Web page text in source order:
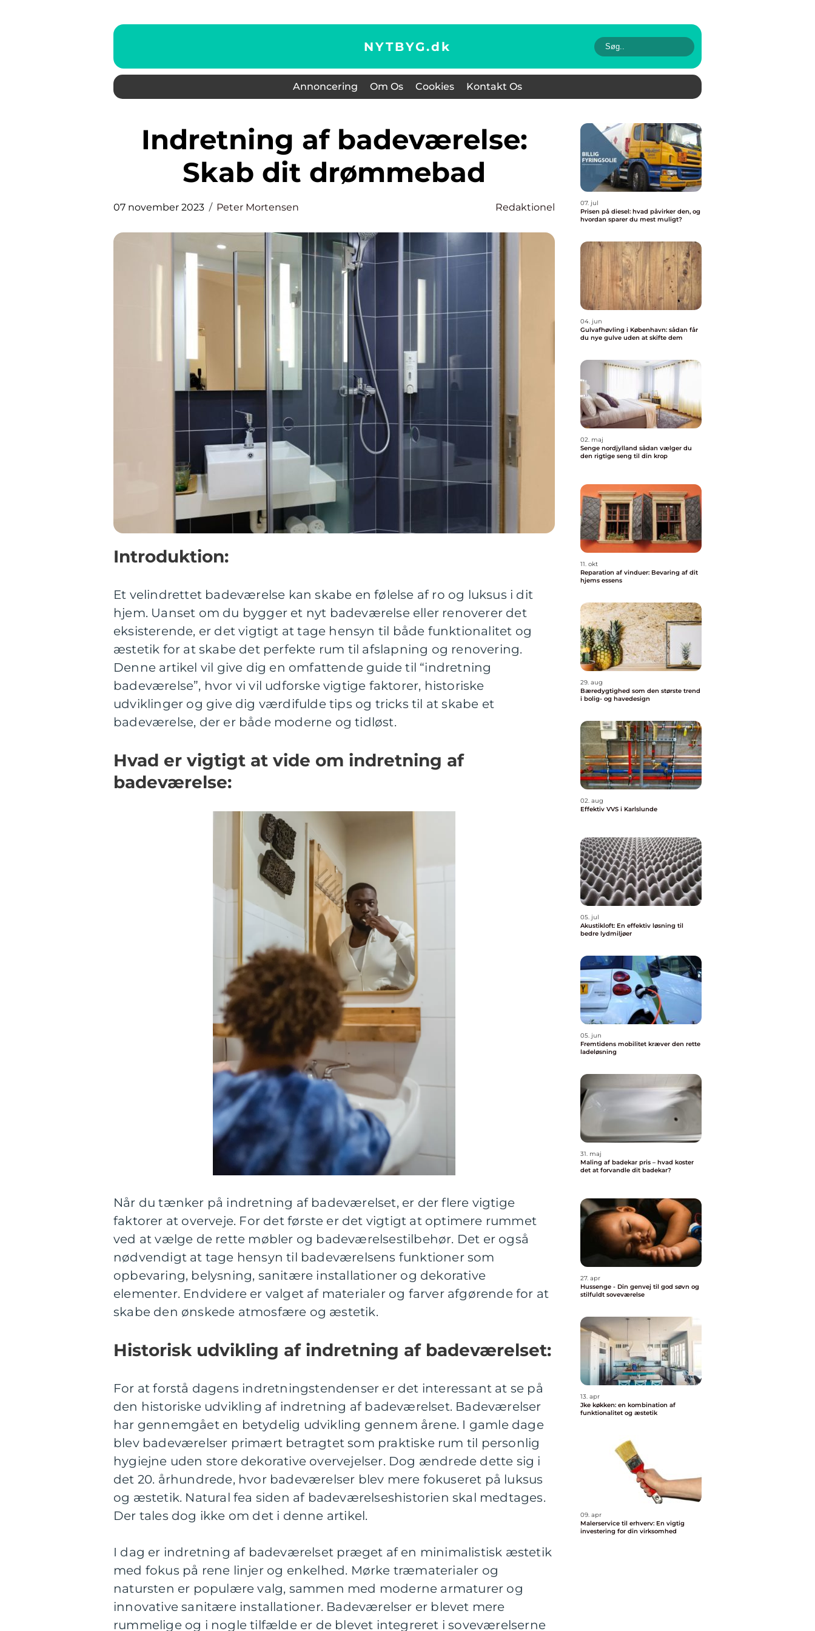
NYTBYG.dk
Annoncering Om Os Cookies Kontakt Os
Indretning af badeværelse:
Skab dit drømmebad
07 november 2023 Peter Mortensen Redaktionel
Introduktion:
Et velindrettet badeværelse kan skabe en følelse af ro og luksus i dit
hjem. Uanset om du bygger et nyt badeværelse eller renoverer det
eksisterende, er det vigtigt at tage hensyn til både funktionalitet og
æstetik for at skabe det perfekte rum til afslapning og renovering.
Denne artikel vil give dig en omfattende guide til “indretning
badeværelse”, hvor vi vil udforske vigtige faktorer, historiske
udviklinger og give dig værdifulde tips og tricks til at skabe et
badeværelse, der er både moderne og tidløst.
Hvad er vigtigt at vide om indretning af
badeværelse:
Når du tænker på indretning af badeværelset, er der flere vigtige
faktorer at overveje. For det første er det vigtigt at optimere rummet
ved at vælge de rette møbler og badeværelsestilbehør. Det er også
nødvendigt at tage hensyn til badeværelsens funktioner som
opbevaring, belysning, sanitære installationer og dekorative
elementer. Endvidere er valget af materialer og farver afgørende for at
skabe den ønskede atmosfære og æstetik.
Historisk udvikling af indretning af badeværelset:
For at forstå dagens indretningstendenser er det interessant at se på
den historiske udvikling af indretning af badeværelset. Badeværelser
har gennemgået en betydelig udvikling gennem årene. I gamle dage
blev badeværelser primært betragtet som praktiske rum til personlig
hygiejne uden store dekorative overvejelser. Dog ændrede dette sig i
det 20. århundrede, hvor badeværelser blev mere fokuseret på luksus
og æstetik. Natural fea siden af badeværelseshistorien skal medtages.
Der tales dog ikke om det i denne artikel.
I dag er indretning af badeværelset præget af en minimalistisk æstetik
med fokus på rene linjer og enkelhed. Mørke træmaterialer og
natursten er populære valg, sammen med moderne armaturer og
innovative sanitære installationer. Badeværelser er blevet mere
rummelige og i nogle tilfælde er de blevet integreret i soveværelserne
07. jul
Prisen på diesel: hvad påvirker den, og
hvordan sparer du mest muligt?
04. jun
Gulvafhøvling i København: sådan får
du nye gulve uden at skifte dem
02. maj
Senge nordjylland sådan vælger du
den rigtige seng til din krop
11. okt
Reparation af vinduer: Bevaring af dit
hjems essens
29. aug
Bæredygtighed som den største trend
i bolig- og havedesign
02. aug
Effektiv VVS i Karlslunde
05. jul
Akustikloft: En effektiv løsning til
bedre lydmiljøer
05. jun
Fremtidens mobilitet kræver den rette
ladeløsning
31. maj
Maling af badekar pris – hvad koster
det at forvandle dit badekar?
27. apr
Hussenge - Din genvej til god søvn og
stilfuldt soveværelse
13. apr
Jke køkken: en kombination af
funktionalitet og æstetik
09. apr
Malerservice til erhverv: En vigtig
investering for din virksomhed